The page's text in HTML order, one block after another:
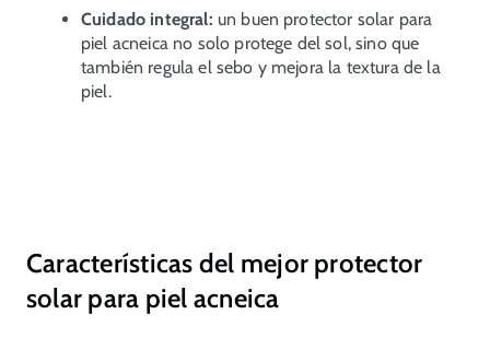
Cuidado integral: un buen protector solar para
piel acneica no solo protege del sol, sino que
también regula el sebo y mejora la textura de la
piel.
Características del mejor protector
solar para piel acneica